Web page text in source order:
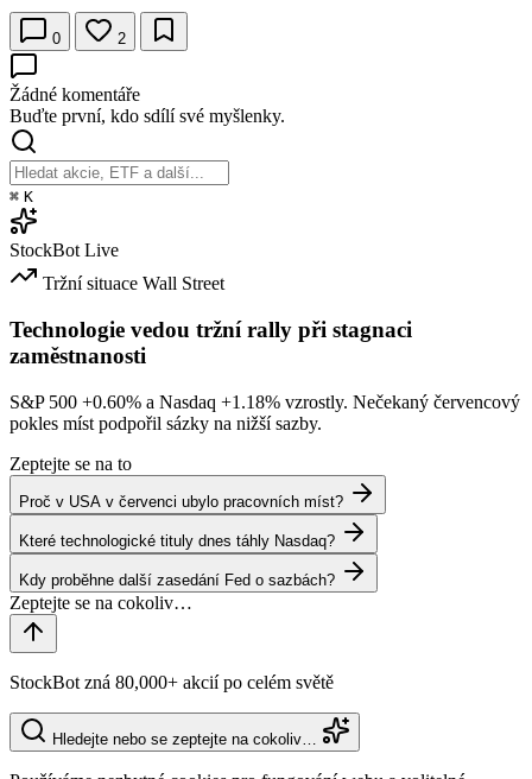
0 2
Žádné komentáře
Buďte první, kdo sdílí své myšlenky.
⌘ K
StockBot Live
Tržní situace Wall Street
Technologie vedou tržní rally při stagnaci
zaměstnanosti
S&P 500 +0.60% a Nasdaq +1.18% vzrostly. Nečekaný červencový
pokles míst podpořil sázky na nižší sazby.
Zeptejte se na to
Proč v USA v červenci ubylo pracovních míst?
Které technologické tituly dnes táhly Nasdaq?
Kdy proběhne další zasedání Fed o sazbách?
StockBot zná 80,000+ akcií po celém světě
Hledejte nebo se zeptejte na cokoliv…